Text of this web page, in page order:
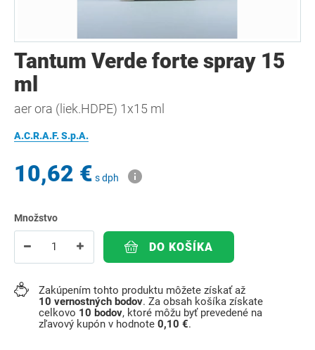
Tantum Verde forte spray 15
ml
aer ora (liek.HDPE) 1x15 ml
A.C.R.A.F. S.p.A.
10,62 € s dph
Množstvo
DO KOŠÍKA
Zakúpením tohto produktu môžete získať až
10 vernostných bodov. Za obsah košíka získate
celkovo 10 bodov, ktoré môžu byť prevedené na
zľavový kupón v hodnote 0,10 €.